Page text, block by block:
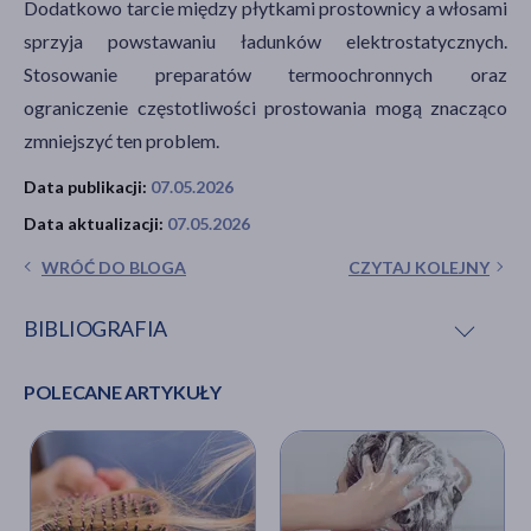
Dodatkowo tarcie między płytkami prostownicy a włosami
sprzyja powstawaniu ładunków elektrostatycznych.
Stosowanie preparatów termoochronnych oraz
ograniczenie częstotliwości prostowania mogą znacząco
zmniejszyć ten problem.
Data publikacji: 07.05.2026
Data aktualizacji: 07.05.2026
WRÓĆ DO BLOGA CZYTAJ KOLEJNY
BIBLIOGRAFIA
healthline,
[online] https://www.healthline.com/health/how-to-
get-rid-of-static-from-hair [dostęp: 28.04.2026].
12 Ways to Combat Hair Static in the Winter, Hello
Jupiter, [online]
POLECANE ARTYKUŁY